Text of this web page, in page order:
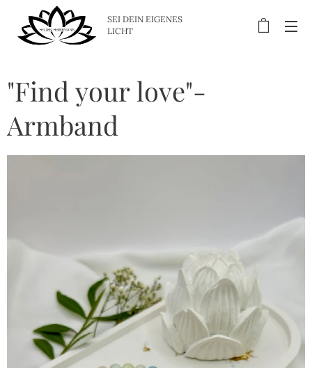
SEI DEIN EIGENES
LICHT
"Find your love"-
Armband